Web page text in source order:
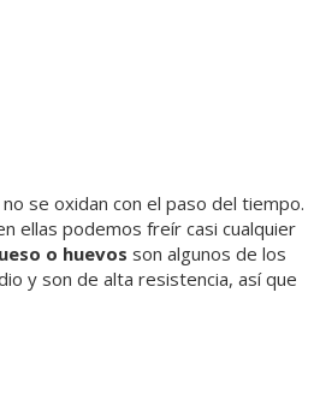
se oxidan con el paso del tiempo.
ellas podemos freír casi cualquier
o huevos son algunos de los
y son de alta resistencia, así que